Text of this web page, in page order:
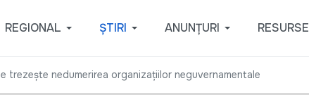
REGIONAL ȘTIRI ANUNȚURI RESURSE
trezeşte nedumerirea organizaţiilor neguvernamentale